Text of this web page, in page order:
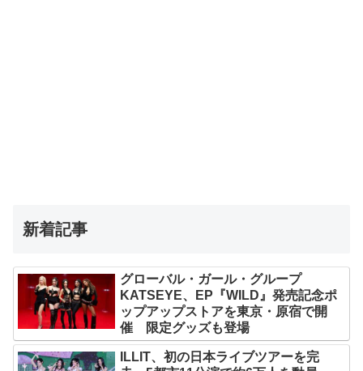
新着記事
グローバル・ガール・グループ
KATSEYE、EP『WILD』発売記念ポ
ップアップストアを東京・原宿で開
催 限定グッズも登場
ILLIT、初の日本ライブツアーを完